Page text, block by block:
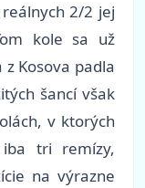
2/2 jej
kole sa už
Kosova padla
šancí však
v ktorých
tri remízy,
na výrazne